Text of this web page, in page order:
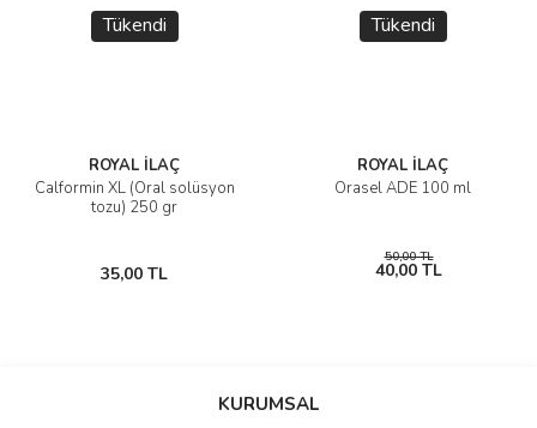
Tükendi
ROYAL İLAÇ
Calformin XL (Oral solüsyon
tozu) 250 gr
35,00 TL
Tükendi
ROYAL İLAÇ
Orasel ADE 100 ml
50,00 TL
40,00 TL
KURUMSAL